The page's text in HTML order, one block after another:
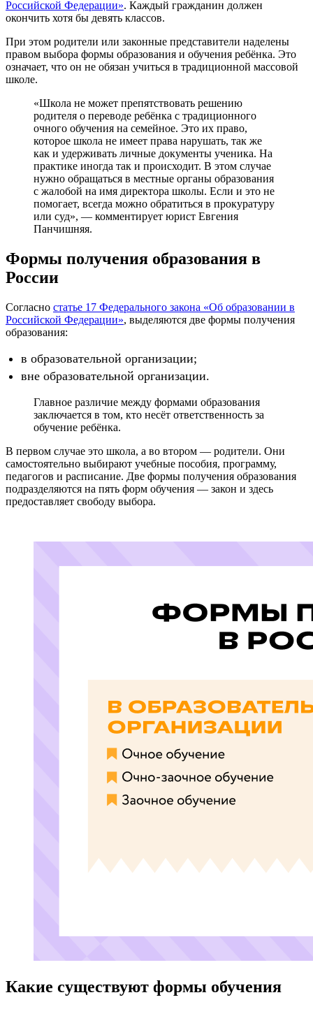
Российской Федерации». Каждый гражданин должен
окончить хотя бы девять классов.
При этом родители или законные представители наделены
правом выбора формы образования и обучения ребёнка. Это
означает, что он не обязан учиться в традиционной массовой
школе.
«Школа не может препятствовать решению
родителя о переводе ребёнка с традиционного
очного обучения на семейное. Это их право,
которое школа не имеет права нарушать, так же
как и удерживать личные документы ученика. На
практике иногда так и происходит. В этом случае
нужно обращаться в местные органы образования
с жалобой на имя директора школы. Если и это не
помогает, всегда можно обратиться в прокуратуру
или суд», — комментирует юрист Евгения
Панчишняя.
Формы получения образования в
России
Согласно статье 17 Федерального закона «Об образовании в
Российской Федерации», выделяются две формы получения
образования:
в образовательной организации;
вне образовательной организации.
Главное различие между формами образования
заключается в том, кто несёт ответственность за
обучение ребёнка.
В первом случае это школа, а во втором — родители. Они
самостоятельно выбирают учебные пособия, программу,
педагогов и расписание. Две формы получения образования
подразделяются на пять форм обучения — закон и здесь
предоставляет свободу выбора.
Какие существуют формы обучения